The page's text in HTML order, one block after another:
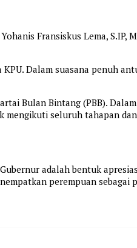
Fransiskus Lema, S.IP,
Dalam suasana penuh
Bulan Bintang (PBB).
mengikuti seluruh tahapan
adalah bentuk
perempuan